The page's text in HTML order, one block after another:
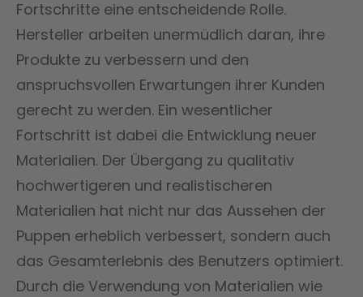
Fortschritte eine entscheidende Rolle.
Hersteller arbeiten unermüdlich daran, ihre
Produkte zu verbessern und den
anspruchsvollen Erwartungen ihrer Kunden
gerecht zu werden. Ein wesentlicher
Fortschritt ist dabei die Entwicklung neuer
Materialien. Der Übergang zu qualitativ
hochwertigeren und realistischeren
Materialien hat nicht nur das Aussehen der
Puppen erheblich verbessert, sondern auch
das Gesamterlebnis des Benutzers optimiert.
Durch die Verwendung von Materialien wie